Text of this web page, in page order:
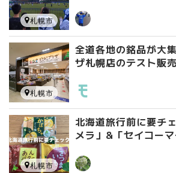
札幌市
全道各地の銘品が大
ザ札幌店のテスト販
札幌市
北海道旅行前に要チ
メラ」&「セイコーマ
札幌市